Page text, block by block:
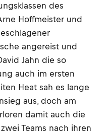
des
Hoffmeister und
angereist und
Jahn die so
auch im ersten
Heat sah es lange
aus, doch am
damit auch die
Teams nach ihren